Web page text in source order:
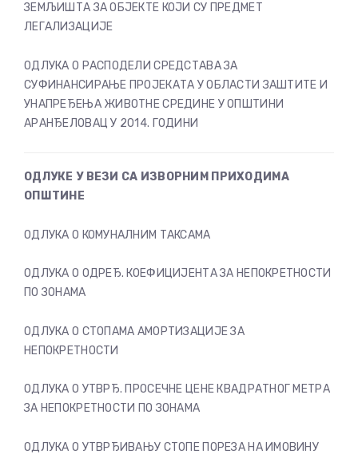
ЗЕМЉИШТА ЗА ОБЈЕКТЕ КОЈИ СУ ПРЕДМЕТ
ЛЕГАЛИЗАЦИЈЕ
ОДЛУКА О РАСПОДЕЛИ СРЕДСТАВА ЗА
СУФИНАНСИРАЊЕ ПРОЈЕКАТА У ОБЛАСТИ ЗАШТИТЕ И
УНАПРЕЂЕЊА ЖИВОТНЕ СРЕДИНЕ У ОПШТИНИ
АРАНЂЕЛОВАЦ У 2014. ГОДИНИ
ОДЛУКЕ У ВЕЗИ СА ИЗВОРНИМ ПРИХОДИМА
ОПШТИНЕ
ОДЛУКА О КОМУНАЛНИМ ТАКСАМА
ОДЛУКА О ОДРЕЂ. КОЕФИЦИЈЕНТА ЗА НЕПОКРЕТНОСТИ
ПО ЗОНАМА
ОДЛУКА О СТОПАМА АМОРТИЗАЦИЈЕ ЗА
НЕПОКРЕТНОСТИ
ОДЛУКА О УТВРЂ. ПРОСЕЧНЕ ЦЕНЕ КВАДРАТНОГ МЕТРА
ЗА НЕПОКРЕТНОСТИ ПО ЗОНАМА
ОДЛУКА О УТВРЂИВАЊУ СТОПЕ ПОРЕЗА НА ИМОВИНУ